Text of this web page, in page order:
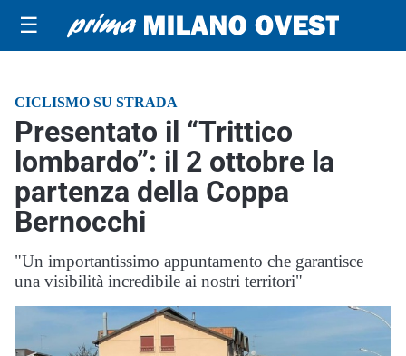
☰
CICLISMO SU STRADA
Presentato il “Trittico
lombardo”: il 2 ottobre la
partenza della Coppa
Bernocchi
"Un importantissimo appuntamento che garantisce
una visibilità incredibile ai nostri territori"